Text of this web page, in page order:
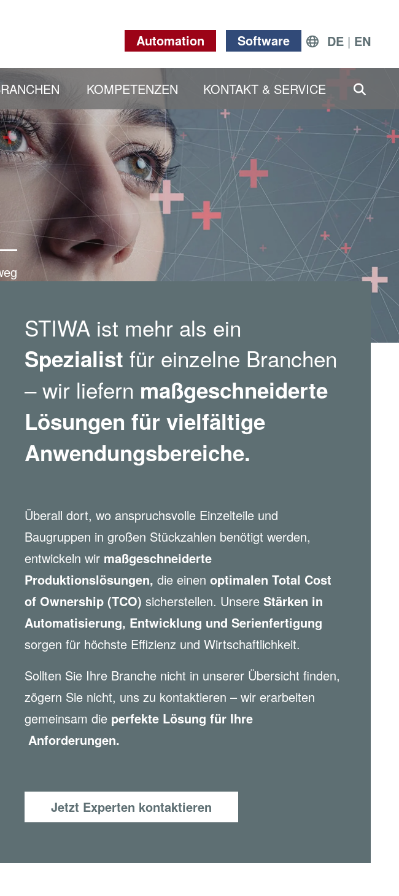
Automation Software
Clear
STIWA ist mehr als ein
Spezialist für einzelne Branchen
– wir liefern maßgeschneiderte
Lösungen für vielfältige
Anwendungsbereiche.
Überall dort, wo anspruchsvolle Einzelteile und
Baugruppen in großen Stückzahlen benötigt werden,
entwickeln wir maßgeschneiderte
Produktionslösungen, die einen optimalen Total Cost
of Ownership (TCO) sicherstellen. Unsere Stärken in
Automatisierung, Entwicklung und Serienfertigung
sorgen für höchste Effizienz und Wirtschaftlichkeit.
Sollten Sie Ihre Branche nicht in unserer Übersicht finden,
zögern Sie nicht, uns zu kontaktieren – wir erarbeiten
gemeinsam die perfekte Lösung für Ihre
Anforderungen.
Jetzt Experten kontaktieren